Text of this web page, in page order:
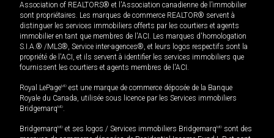
Association of REALTORS® et l'Association canadienne de l’immobilier
sont propriétaires. Les marques de commerce REALTOR® servent à
distinguer les services immobiliers offerts par les courtiers et agents
immobilier en tant que membres de l'ACI. Les marques d'homologation
S.I.A.® /MLS®, Service inter-agences®, et leurs logos respectifs sont la
propriété de l'ACI, et ils servent à identifier les services immobiliers que
fournissent les courtiers et agents membres de l'ACI.
Royal LePageMD est une marque de commerce déposée de la Banque
Royale du Canada, utilisée sous licence par les Services immobiliers
BridgemarqMD.
BridgemarqMD et ses logos / Services immobiliers BridgemarqMD sont des